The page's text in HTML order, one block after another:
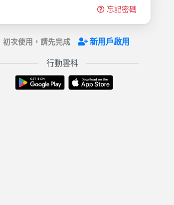
忘記密碼
初次使用，請先完成 新用戶啟用
行動雲科